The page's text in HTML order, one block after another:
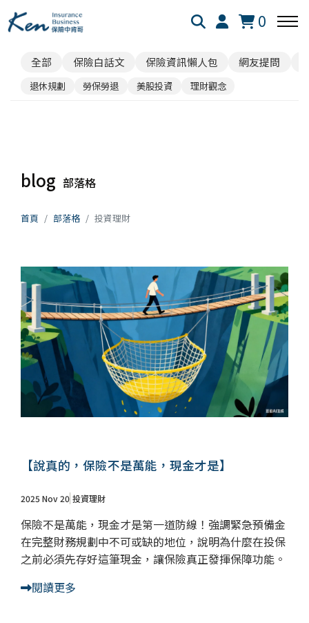
0
回主選單
失能險
旅平險
儲蓄險
長照險
回主選單
學習心得
靈性成長
好書推薦
銷售賦能
回主選單
退休規劃
勞保勞退
全部 保險白話文 保險資訊懶人包 網友提問
退休規劃 勞保勞退 美股投資 理財觀念
blog 部落格
首頁 部落格 投資理財
【說真的，保險不是萬能，現金才是】
2025 Nov 20 投資理財
保險不是萬能，現金才是第一道防線！強調緊急預備金
在完整財務規劃中不可或缺的地位，說明為什麼在投保
之前必須先存好這筆現金，讓保險真正發揮保障功能。
閱讀更多